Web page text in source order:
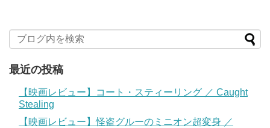
最近の投稿
【映画レビュー】コート・スティーリング ／ Caught
Stealing
【映画レビュー】怪盗グルーのミニオン超変身 ／